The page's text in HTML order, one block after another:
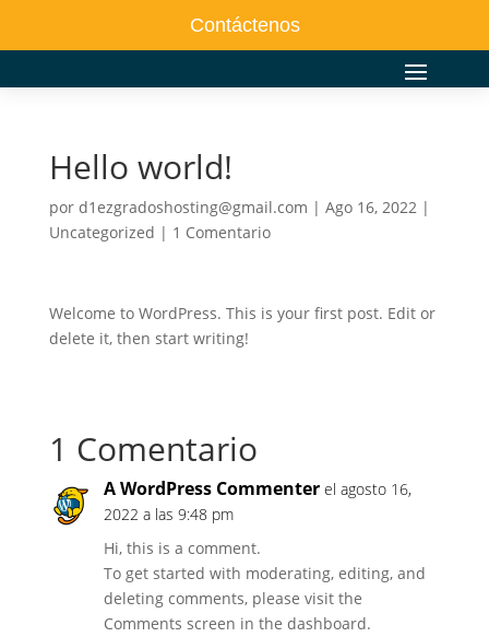
Contáctenos
Hello world!
por d1ezgradoshosting@gmail.com | Ago 16, 2022|
Uncategorized | 1 Comentario
Welcome to WordPress. This is your first post. Edit or
delete it, then start writing!
1 Comentario
A WordPress Commenter el agosto 16,
2022 a las 9:48 pm
Hi, this is a comment.
To get started with moderating, editing, and
deleting comments, please visit the
Comments screen in the dashboard.